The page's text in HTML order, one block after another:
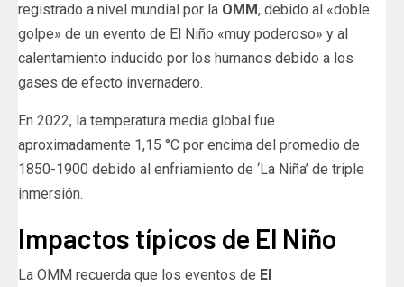
registrado a nivel mundial por la OMM, debido al «doble
golpe» de un evento de El Niño «muy poderoso» y al
calentamiento inducido por los humanos debido a los
gases de efecto invernadero.
En 2022, la temperatura media global fue
aproximadamente 1,15 °C por encima del promedio de
1850-1900 debido al enfriamiento de ‘La Niña’ de triple
inmersión.
Impactos típicos de El Niño
La OMM recuerda que los eventos de El